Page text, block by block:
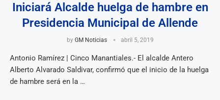
Iniciará Alcalde huelga de hambre en
Presidencia Municipal de Allende
by GM Noticias abril 5, 2019
Antonio Ramírez | Cinco Manantiales.- El alcalde Antero
Alberto Alvarado Saldivar, confirmó que el inicio de la huelga
de hambre será en la …